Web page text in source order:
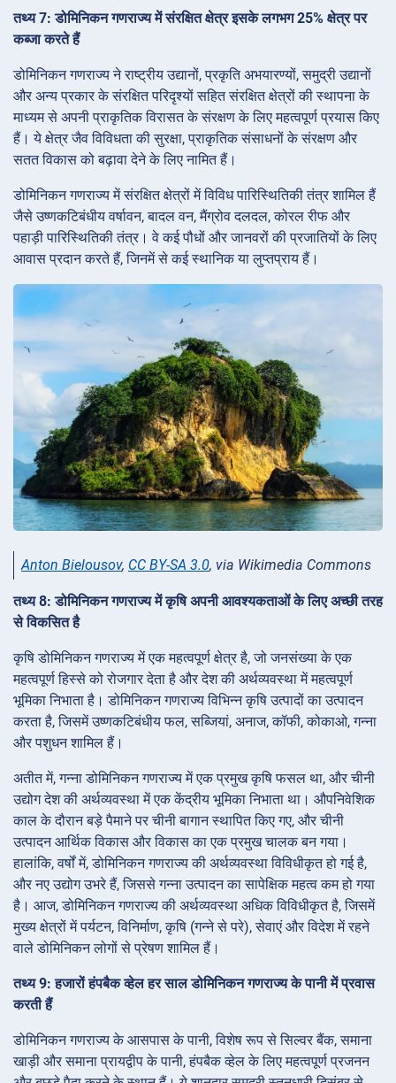
तथ्य 7: डोमिनिकन गणराज्य में संरक्षित क्षेत्र इसके लगभग 25% क्षेत्र पर
कब्जा करते हैं
डोमिनिकन गणराज्य ने राष्ट्रीय उद्यानों, प्रकृति अभयारण्यों, समुद्री उद्यानों
और अन्य प्रकार के संरक्षित परिदृश्यों सहित संरक्षित क्षेत्रों की स्थापना के
माध्यम से अपनी प्राकृतिक विरासत के संरक्षण के लिए महत्वपूर्ण प्रयास किए
हैं। ये क्षेत्र जैव विविधता की सुरक्षा, प्राकृतिक संसाधनों के संरक्षण और
सतत विकास को बढ़ावा देने के लिए नामित हैं।
डोमिनिकन गणराज्य में संरक्षित क्षेत्रों में विविध पारिस्थितिकी तंत्र शामिल हैं
जैसे उष्णकटिबंधीय वर्षावन, बादल वन, मैंग्रोव दलदल, कोरल रीफ और
पहाड़ी पारिस्थितिकी तंत्र। वे कई पौधों और जानवरों की प्रजातियों के लिए
आवास प्रदान करते हैं, जिनमें से कई स्थानिक या लुप्तप्राय हैं।
Anton Bielousov, CC BY-SA 3.0, via Wikimedia Commons
तथ्य 8: डोमिनिकन गणराज्य में कृषि अपनी आवश्यकताओं के लिए अच्छी तरह
से विकसित है
कृषि डोमिनिकन गणराज्य में एक महत्वपूर्ण क्षेत्र है, जो जनसंख्या के एक
महत्वपूर्ण हिस्से को रोजगार देता है और देश की अर्थव्यवस्था में महत्वपूर्ण
भूमिका निभाता है। डोमिनिकन गणराज्य विभिन्न कृषि उत्पादों का उत्पादन
करता है, जिसमें उष्णकटिबंधीय फल, सब्जियां, अनाज, कॉफी, कोकाओ, गन्ना
और पशुधन शामिल हैं।
अतीत में, गन्ना डोमिनिकन गणराज्य में एक प्रमुख कृषि फसल था, और चीनी
उद्योग देश की अर्थव्यवस्था में एक केंद्रीय भूमिका निभाता था। औपनिवेशिक
काल के दौरान बड़े पैमाने पर चीनी बागान स्थापित किए गए, और चीनी
उत्पादन आर्थिक विकास और विकास का एक प्रमुख चालक बन गया।
हालांकि, वर्षों में, डोमिनिकन गणराज्य की अर्थव्यवस्था विविधीकृत हो गई है,
और नए उद्योग उभरे हैं, जिससे गन्ना उत्पादन का सापेक्षिक महत्व कम हो गया
है। आज, डोमिनिकन गणराज्य की अर्थव्यवस्था अधिक विविधीकृत है, जिसमें
मुख्य क्षेत्रों में पर्यटन, विनिर्माण, कृषि (गन्ने से परे), सेवाएं और विदेश में रहने
वाले डोमिनिकन लोगों से प्रेषण शामिल हैं।
तथ्य 9: हजारों हंपबैक व्हेल हर साल डोमिनिकन गणराज्य के पानी में प्रवास
करती हैं
डोमिनिकन गणराज्य के आसपास के पानी, विशेष रूप से सिल्वर बैंक, समाना
खाड़ी और समाना प्रायद्वीप के पानी, हंपबैक व्हेल के लिए महत्वपूर्ण प्रजनन